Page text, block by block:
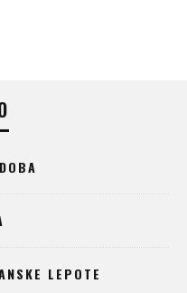
LEPOTE